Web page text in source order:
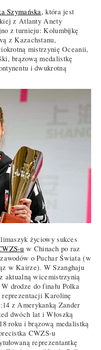
Szymańska, która jest
z Atlanty Anety
z turnieju: Kolumbijkę
z Kazachstanu,
mistrzynię Oceanii,
brązową medalistkę
i dwukrotną
życiowy sukces
u w Chinach po raz
o Puchar Świata (w
w Kairze). W Szanghaju
aktualną wicemistrzynią
drodze do finału Polka
reprezentacji Karolinę
z Amerykanką Zander
dwóch lat i Włoszką
roku i brązową medalistką
CWZS-u
reprezentantkę